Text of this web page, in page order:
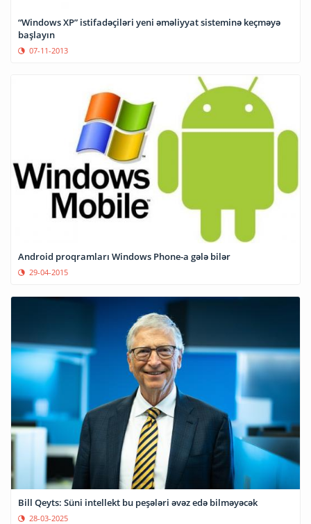
“Windows XP” istifadəçiləri yeni əməliyyat sisteminə keçməyə
başlayın
07-11-2013
Android proqramları Windows Phone-a gələ bilər
29-04-2015
Bill Qeyts: Süni intellekt bu peşələri əvəz edə bilməyəcək
28-03-2025